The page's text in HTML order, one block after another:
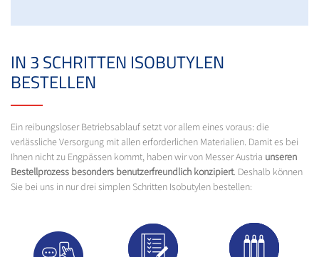
IN 3 SCHRITTEN ISOBUTYLEN
BESTELLEN
Ein reibungsloser Betriebsablauf setzt vor allem eines voraus: die
verlässliche Versorgung mit allen erforderlichen Materialien. Damit es bei
Ihnen nicht zu Engpässen kommt, haben wir von Messer Austria unseren
Bestellprozess besonders benutzerfreundlich konzipiert. Deshalb können
Sie bei uns in nur drei simplen Schritten Isobutylen bestellen: